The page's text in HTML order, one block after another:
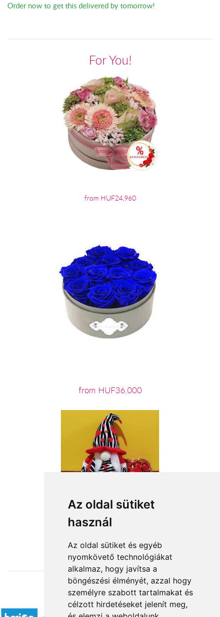
Az oldal sütiket
használ
Az oldal sütiket és egyéb
nyomkövető technológiákat
alkalmaz, hogy javítsa a
böngészési élményét, azzal hogy
személyre szabott tartalmakat és
célzott hirdetéseket jelenít meg,
Order now to get this delivered by tomorrow!
For You!
from HUF24,960
from HUF36,000
Accepted payment methods